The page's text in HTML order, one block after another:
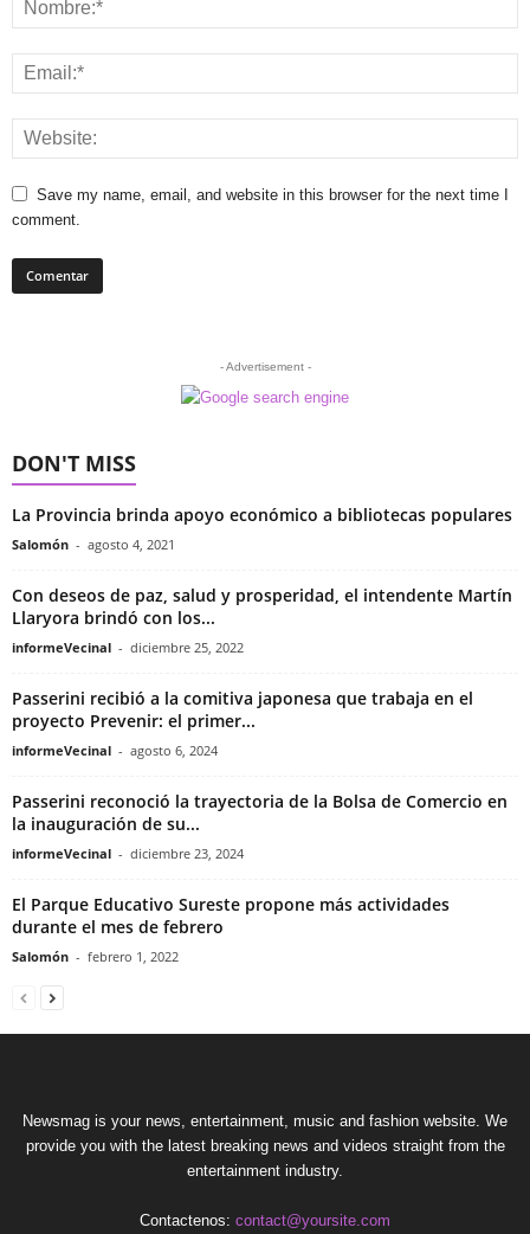
Save my name, email, and website in this browser for the next time I
comment.
- Advertisement -
DON'T MISS
La Provincia brinda apoyo económico a bibliotecas populares
Salomón - agosto 4, 2021
Con deseos de paz, salud y prosperidad, el intendente Martín
Llaryora brindó con los...
informeVecinal - diciembre 25, 2022
Passerini recibió a la comitiva japonesa que trabaja en el
proyecto Prevenir: el primer...
informeVecinal - agosto 6, 2024
Passerini reconoció la trayectoria de la Bolsa de Comercio en
la inauguración de su...
informeVecinal - diciembre 23, 2024
El Parque Educativo Sureste propone más actividades
durante el mes de febrero
Salomón - febrero 1, 2022
Newsmag is your news, entertainment, music and fashion website. We
provide you with the latest breaking news and videos straight from the
entertainment industry.
Contactenos: contact@yoursite.com